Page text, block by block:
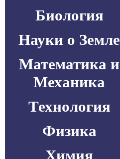
Биология
Науки о Земле
Математика и
Механика
Технология
Физика
Химия